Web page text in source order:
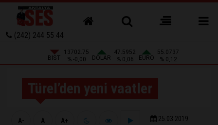
(242) 244 55 44
BIST
13702.75
% -0,00
DOLAR
47.5952
% 0,06
EURO
55.0737
% 0,12
Türel’den yeni vaatler
A- A A+ 25.03.2019